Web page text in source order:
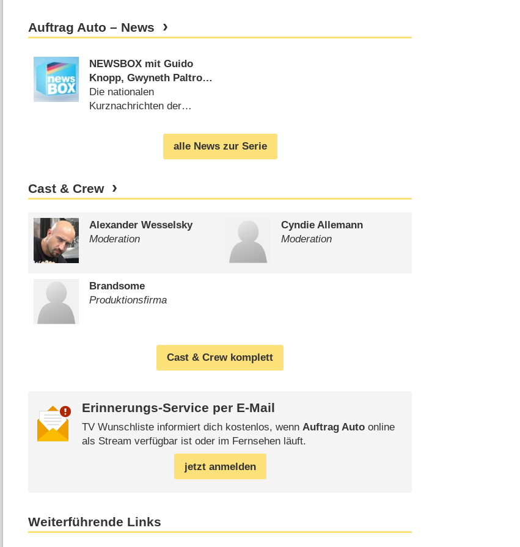
Auftrag Auto – News
NEWSBOX mit Guido
Knopp, Gwyneth Paltrow,
Uwe Wöllner & Co.
Die nationalen
Kurznachrichten der
alle News zur Serie
Cast & Crew
Alexander Wesselsky
Moderation
Cyndie Allemann
Moderation
Brandsome
Produktionsfirma
Cast & Crew komplett
Erinnerungs-Service per E-Mail
TV Wunschliste informiert dich kostenlos, wenn Auftrag Autoonline
als Stream verfügbar ist oder im Fernsehen läuft.
jetzt anmelden
Weiterführende Links